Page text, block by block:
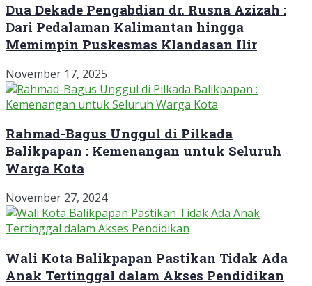
Dua Dekade Pengabdian dr. Rusna Azizah :
Dari Pedalaman Kalimantan hingga
Memimpin Puskesmas Klandasan Ilir
November 17, 2025
Rahmad-Bagus Unggul di Pilkada
Balikpapan : Kemenangan untuk Seluruh
Warga Kota
November 27, 2024
Wali Kota Balikpapan Pastikan Tidak Ada
Anak Tertinggal dalam Akses Pendidikan